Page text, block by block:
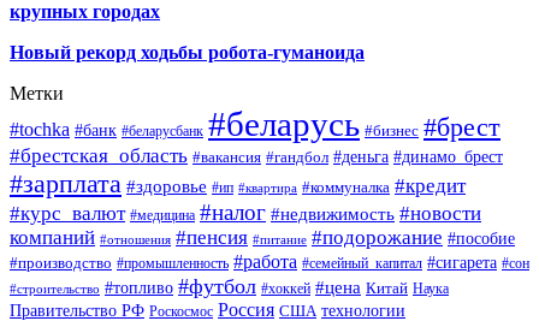
крупных городах
Новый рекорд ходьбы робота-гуманоида
Метки
#tochka #банк #беларусбанк #беларусь #бизнес #брест
#брестская_область #вакансия #гандбол #деньга #динамо_брест
#зарплата #здоровье #ип #квартира #коммуналка #кредит
#курс_валют #медицина #налог #недвижимость #новости
компаний #отношения #пенсия #питание #подорожание #пособие
#производство #промышленность #работа #семейный_капитал #сигарета #сон
#строительство #топливо #футбол #хоккей #цена Китай Наука
Правительство РФ Роскосмос Россия США технологии